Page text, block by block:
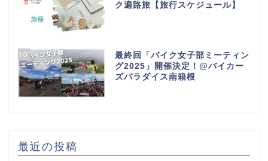
ク遍路旅【旅行スケジュール】
10
最終回「バイク女子部ミーティン
グ2025」開催決定！@バイカー
ズパラダイス南箱根
最近の投稿